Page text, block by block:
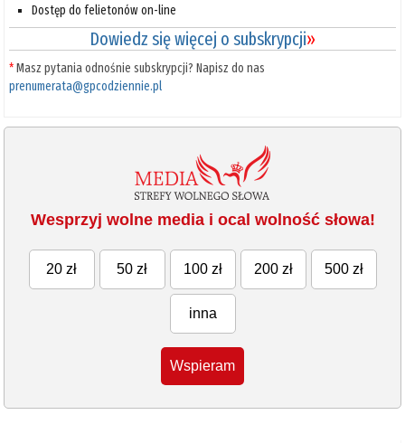
Dostęp do felietonów on-line
Dowiedz się więcej o subskrypcji»
*Masz pytania odnośnie subskrypcji? Napisz do nas
prenumerata@gpcodziennie.pl
Wesprzyj wolne media i ocal wolność słowa!
20 zł 50 zł 100 zł 200 zł 500 zł
inna
Wspieram